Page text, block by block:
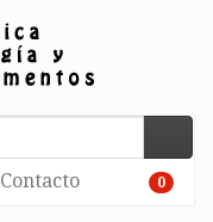
Contacto 0